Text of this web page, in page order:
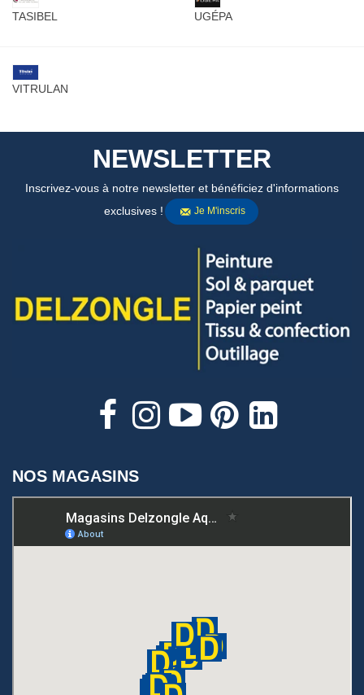
TASIBEL UGÉPA
VITRULAN
NEWSLETTER
Inscrivez-vous à notre newsletter et bénéficiez d'informations
exclusives !
Je M'inscris
NOS MAGASINS